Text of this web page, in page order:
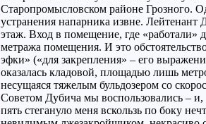
Старопромысловском районе Грозного.
устранения напарника извне.
этаж. Вход в помещение, где «работали»
метража помещения. И это
эфки» («для закрепления» – его
оказалась кладовой, площадью лишь
несущаяся тяжелым бульдозером со
Советом Дубича мы воспользовались – и,
пять стегануло меня вскользь по боку